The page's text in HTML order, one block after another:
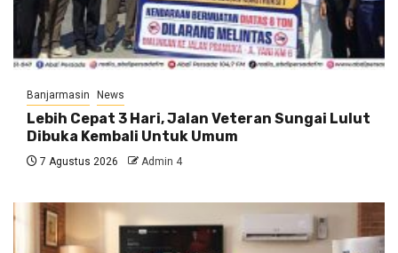
Banjarmasin News
Lebih Cepat 3 Hari, Jalan Veteran Sungai Lulut
Dibuka Kembali Untuk Umum
7 Agustus 2026 Admin 4